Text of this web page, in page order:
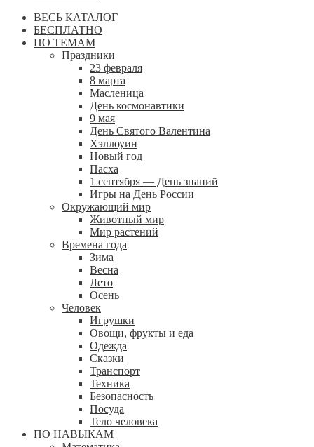
ВЕСЬ КАТАЛОГ
БЕСПЛАТНО
ПО ТЕМАМ
Праздники
23 февраля
8 марта
Масленица
День космонавтики
9 мая
День Святого Валентина
Хэллоуин
Новый год
Пасха
1 сентября — День знаний
Игры на День России
Окружающий мир
Животный мир
Мир растений
Времена года
Зима
Весна
Лето
Осень
Человек
Игрушки
Овощи, фрукты и еда
Одежда
Сказки
Транспорт
Техника
Безопасность
Посуда
Тело человека
ПО НАВЫКАМ